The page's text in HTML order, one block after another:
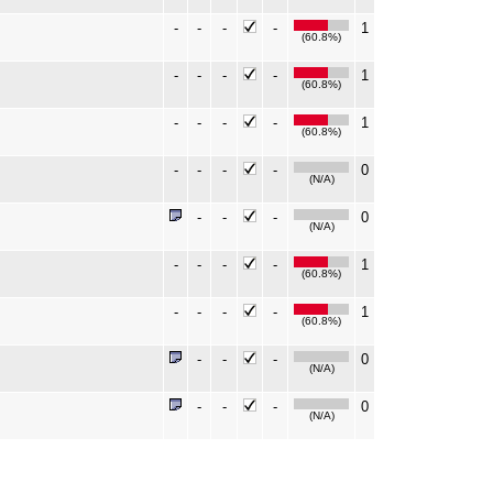
- - - -
(60.8%)
1
- - - -
(60.8%)
1
- - - -
(60.8%)
1
- - - -
(N/A)
0
- - -
(N/A)
0
- - - -
(60.8%)
1
- - - -
(60.8%)
1
- - -
(N/A)
0
- - -
(N/A)
0